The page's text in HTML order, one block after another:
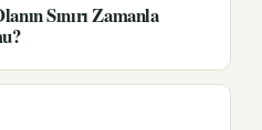
Sınırı Zamanla